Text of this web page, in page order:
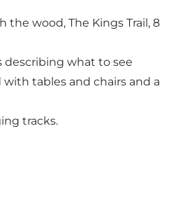
the wood, The Kings Trail, 8
describing what to see
tables and chairs and a
tracks.